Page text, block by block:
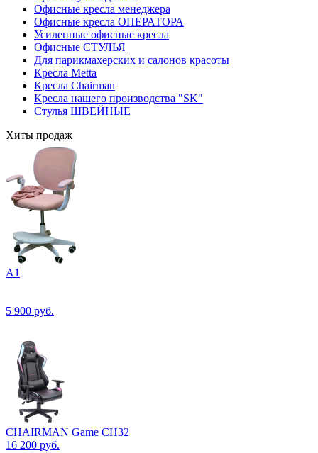
Офисные кресла менеджера
Офисные кресла ОПЕРАТОРА
Усиленные офисные кресла
Офисные СТУЛЬЯ
Для парикмахерских и салонов красоты
Кресла Metta
Кресла Chairman
Кресла нашего производства "SK"
Стулья ШВЕЙНЫЕ
Хиты продаж
А1
5 900 руб.
CHAIRMAN Game CH32
16 200 руб.